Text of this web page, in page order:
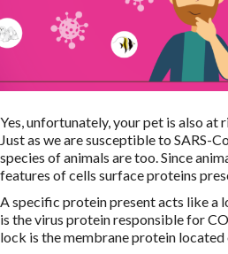
Yes, unfortunately, your pet is also
Just as we are susceptible to SARS-
species of animals are too. Since
features of cells surface proteins
A specific protein present acts like a
is the virus protein responsible for
lock is the membrane protein located